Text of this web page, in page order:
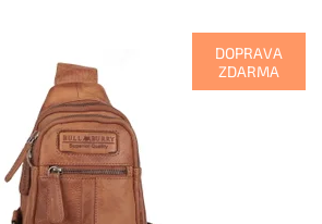
DOPRAVA
ZDARMA
pánská taška Bull Burry, která je
oddíly.